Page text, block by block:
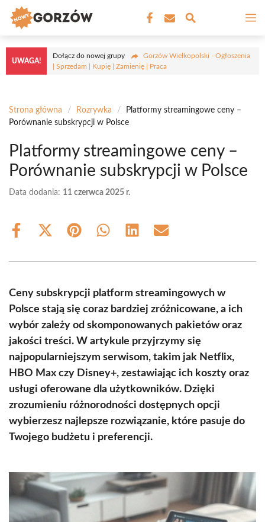
Przejdź
treści
UWAGA!
Dołącz do nowej grupy
Gorzów Wielkopolski - Ogłoszenia
| Sprzedam | Kupię | Zamienię | Praca
Strona główna / Rozrywka /
Platformy streamingowe ceny –
Porównanie subskrypcji w Polsce
Platformy streamingowe ceny –
Porównanie subskrypcji w Polsce
Data dodania: 11 czerwca 2025 r.
Share
Share
(Twitter)
Share Share Share Share
Ceny subskrypcji platform streamingowych w
Polsce stają się coraz bardziej zróżnicowane, a ich
wybór zależy od skomponowanych pakietów oraz
jakości treści. W artykule przyjrzymy się
najpopularniejszym serwisom, takim jak Netflix,
HBO Max czy Disney+, zestawiając ich koszty oraz
usługi oferowane dla użytkowników. Dzięki
zrozumieniu różnorodności dostępnych opcji
wybierzesz najlepsze rozwiązanie, które pasuje do
Twojego budżetu i preferencji.